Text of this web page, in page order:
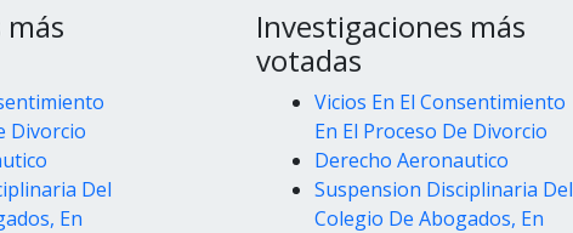
Divorcio
Del
En
Investigaciones más
votadas
Vicios En El Consentimiento
En El Proceso De Divorcio
Derecho Aeronautico
Suspension Disciplinaria Del
Colegio De Abogados, En